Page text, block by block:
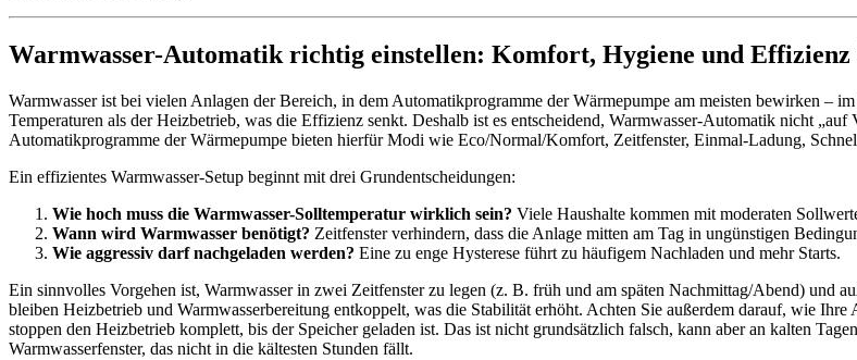
Warmwasser-Automatik richtig einstellen: Komfort, Hygiene und Effizienz
Warmwasser ist bei vielen Anlagen der Bereich, in dem Automatikprogramme der Wärmepumpe am meisten bewirken –
Temperaturen als der Heizbetrieb, was die Effizienz senkt. Deshalb ist es entscheidend, Warmwasser-Automatik nicht
Automatikprogramme der Wärmepumpe bieten hierfür Modi wie Eco/Normal/Komfort, Zeitfenster, Einmal-Ladung,
Ein effizientes Warmwasser-Setup beginnt mit drei Grundentscheidungen:
Wie hoch muss die Warmwasser-Solltemperatur wirklich sein? Viele Haushalte kommen mit moderaten
Wann wird Warmwasser benötigt? Zeitfenster verhindern, dass die Anlage mitten am Tag in ungünstigen
Wie aggressiv darf nachgeladen werden? Eine zu enge Hysterese führt zu häufigem Nachladen und mehr Starts.
Ein sinnvolles Vorgehen ist, Warmwasser in zwei Zeitfenster zu legen (z. B. früh und am späten Nachmittag/Abend) und
bleiben Heizbetrieb und Warmwasserbereitung entkoppelt, was die Stabilität erhöht. Achten Sie außerdem darauf, wie
stoppen den Heizbetrieb komplett, bis der Speicher geladen ist. Das ist nicht grundsätzlich falsch, kann aber an kalten
Warmwasserfenster, das nicht in die kältesten Stunden fällt.